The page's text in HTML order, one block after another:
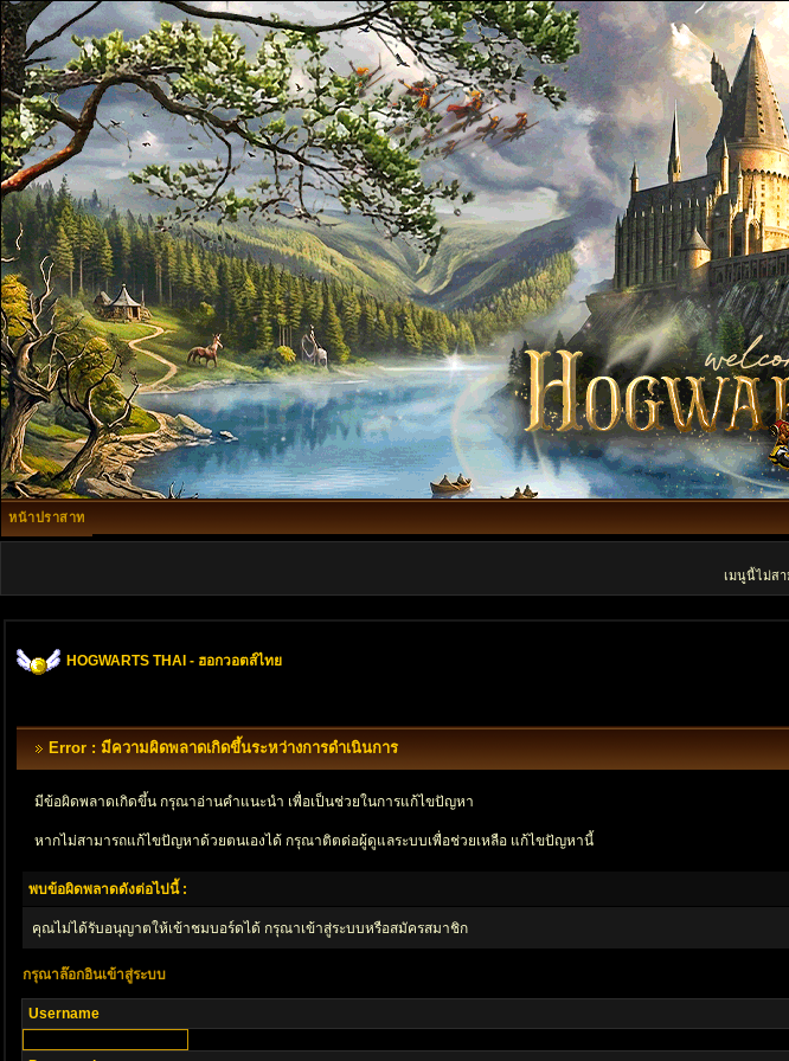
หน้าปราสาท
เมนูนี้ไม่สา
HOGWARTS THAI - ฮอกวอตส์ไทย
Error : มีความผิดพลาดเกิดขึ้นระหว่างการดำเนินการ
มีข้อผิดพลาดเกิดขึ้น กรุณาอ่านคำแนะนำ เพื่อเป็นช่วยในการแก้ไขปัญหา
หากไม่สามารถแก้ไขปัญหาด้วยตนเองได้ กรุณาติตด่อผู้ดูแลระบบเพื่อช่วยเหลือ แก้ไขปัญหานี้
พบข้อผิดพลาดดังต่อไปนี้ :
คุณไม่ได้รับอนุญาตให้เข้าชมบอร์ดได้ กรุณาเข้าสู่ระบบหรือสมัครสมาชิก
กรุณาล๊อกอินเข้าสู่ระบบ
Username